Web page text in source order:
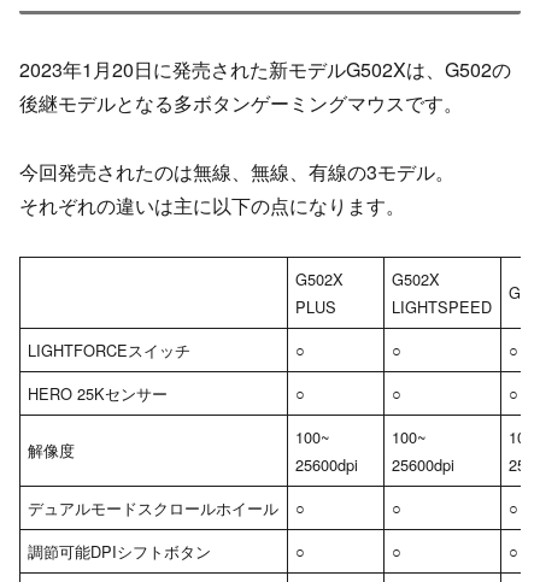
2023年1月20日に発売された新モデルG502Xは、G502の
後継モデルとなる多ボタンゲーミングマウスです。
今回発売されたのは無線、無線、有線の3モデル。
それぞれの違いは主に以下の点になります。
G502X
PLUS
G502X
LIGHTSPEED
LIGHTFORCEスイッチ ○ ○
○
HERO 25Kセンサー
○ ○ ○
解像度
100~
25600dpi
100~
25600dpi
デュアルモードスクロールホイール
○ ○
○
調節可能DPIシフトボタン
○ ○
○